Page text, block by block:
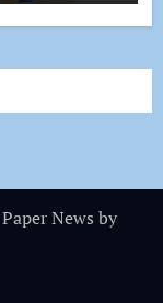
Paper News by